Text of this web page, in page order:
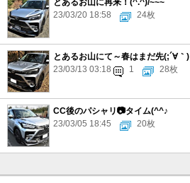
とあるお山に再来！(^.^)/~~~
23/03/20 18:58
24枚
とあるお山にて～春はまだ先(;´∀｀)
23/03/13 03:18
1 28枚
CC後のパシャリ📷タイム(^^♪
23/03/05 18:45
20枚